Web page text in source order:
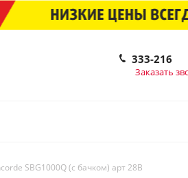
333-216
Заказать
SBG1000Q (с бачком) арт 28В